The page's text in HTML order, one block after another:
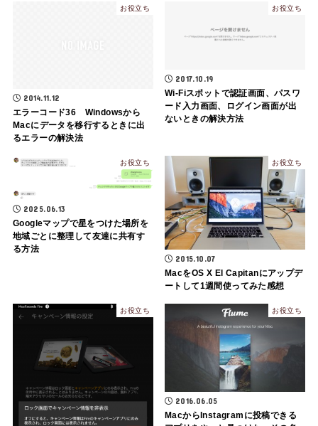
お役立ち
2014.11.12
エラーコード36 Windowsから
Macにデータを移行するときに出
るエラーの解決法
お役立ち
2017.10.19
Wi-Fiスポットで認証画面、パスワ
ード入力画面、ログイン画面が出
ないときの解決方法
お役立ち
2025.06.13
Googleマップで星をつけた場所を
地域ごとに整理して友達に共有す
る方法
お役立ち
2015.10.07
MacをOS X El Capitanにアップデ
ートして1週間使ってみた感想
お役立ち お役立ち
2016.06.05
MacからInstagramに投稿できる